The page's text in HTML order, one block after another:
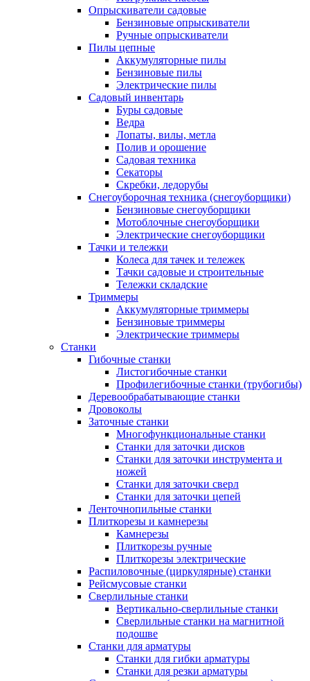
Опрыскиватели садовые
Бензиновые опрыскиватели
Ручные опрыскиватели
Пилы цепные
Аккумуляторные пилы
Бензиновые пилы
Электрические пилы
Садовый инвентарь
Буры садовые
Ведра
Лопаты, вилы, метла
Полив и орошение
Садовая техника
Секаторы
Скребки, ледорубы
Снегоуборочная техника (снегоуборщики)
Бензиновые снегоуборщики
Мотоблочные снегоуборщики
Электрические снегоуборщики
Тачки и тележки
Колеса для тачек и тележек
Тачки садовые и строительные
Тележки складские
Триммеры
Аккумуляторные триммеры
Бензиновые триммеры
Электрические триммеры
Станки
Гибочные станки
Листогибочные станки
Профилегибочные станки (трубогибы)
Деревообрабатывающие станки
Дровоколы
Заточные станки
Многофункциональные станки
Станки для заточки дисков
Станки для заточки инструмента и
ножей
Станки для заточки сверл
Станки для заточки цепей
Ленточнопильные станки
Плиткорезы и камнерезы
Камнерезы
Плиткорезы ручные
Плиткорезы электрические
Распиловочные (циркулярные) станки
Рейсмусовые станки
Сверлильные станки
Вертикально-сверлильные станки
Сверлильные станки на магнитной
подошве
Станки для арматуры
Станки для гибки арматуры
Станки для резки арматуры